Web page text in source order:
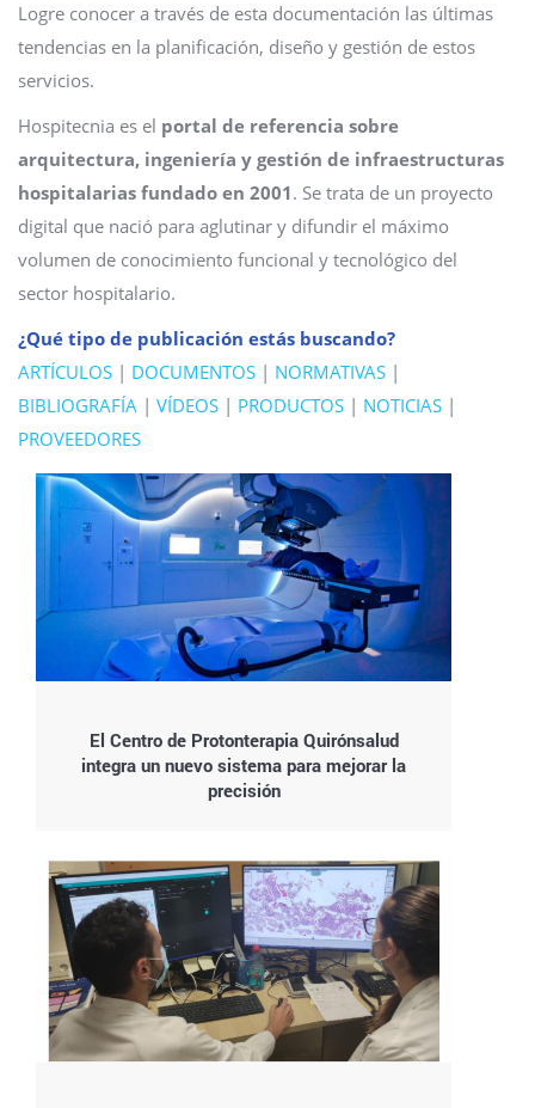
Logre conocer a través de esta documentación las últimas
tendencias en la planificación, diseño y gestión de estos
servicios.
Hospitecnia es el portal de referencia sobre
arquitectura, ingeniería y gestión de infraestructuras
hospitalarias fundado en 2001. Se trata de un proyecto
digital que nació para aglutinar y difundir el máximo
volumen de conocimiento funcional y tecnológico del
sector hospitalario.
¿Qué tipo de publicación estás buscando?
ARTÍCULOS | DOCUMENTOS | NORMATIVAS |
BIBLIOGRAFÍA | VÍDEOS | PRODUCTOS | NOTICIAS |
PROVEEDORES
El Centro de Protonterapia Quirónsalud
integra un nuevo sistema para mejorar la
precisión